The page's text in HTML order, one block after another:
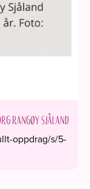
Rangøy Sjåland
oppdrag/s/5-